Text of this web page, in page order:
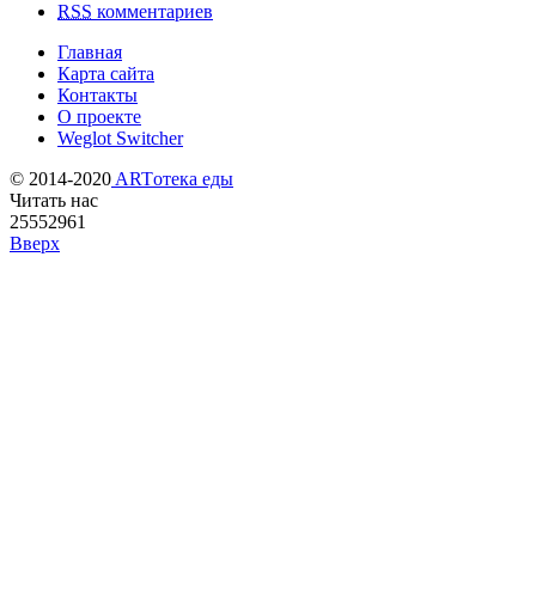
RSS комментариев
Главная
Карта сайта
Контакты
О проекте
Weglot Switcher
© 2014-2020 ARTотека еды
Читать нас
25552961
Вверх